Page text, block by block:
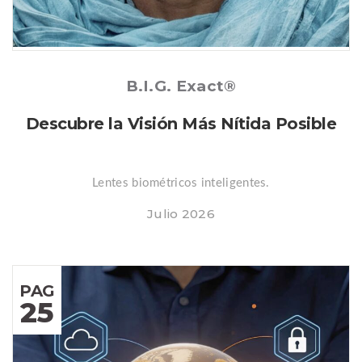
Posted
B.I.G. Exact®
Descubre la Visión Más Nítida Posible
Lentes biométricos inteligentes.
Julio 2026
PAG
25